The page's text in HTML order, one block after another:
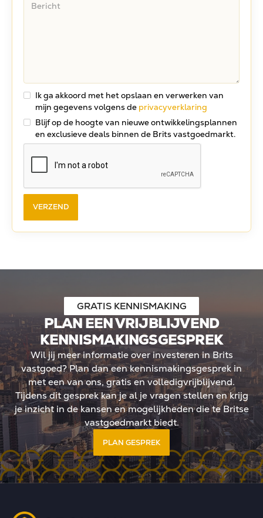
Ik ga akkoord met het opslaan en verwerken van
mijn gegevens volgens de privacyverklaring
Blijf op de hoogte van nieuwe ontwikkelingsplannen
en exclusieve deals binnen de Brits vastgoedmarkt.
GRATIS KENNISMAKING
PLAN EEN VRIJBLIJVEND
KENNISMAKINGSGESPREK
Wil jij meer informatie over investeren in Brits
vastgoed? Plan dan een kennismakingsgesprek in
met een van ons, gratis en volledigvrijblijvend.
Tijdens dit gesprek kan je al je vragen stellen en krijg
je inzicht in de kansen en mogelijkheden die te Britse
vastgoedmarkt biedt.
PLAN GESPREK